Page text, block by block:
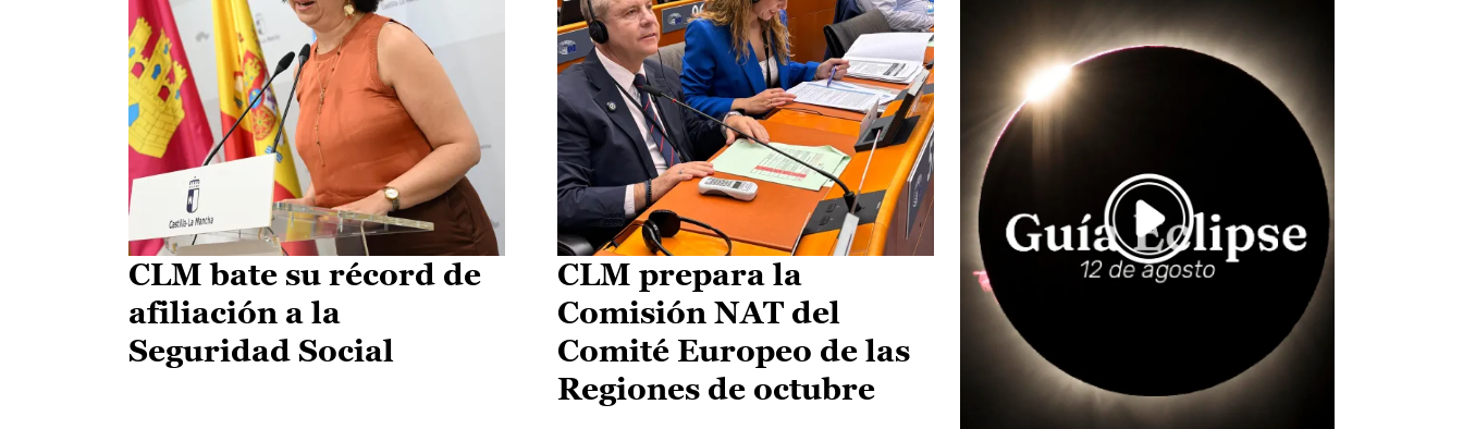
CLM bate su récord de
afiliación a la
Seguridad Social
CLM prepara la
Comisión NAT del
Comité Europeo de las
Regiones de octubre